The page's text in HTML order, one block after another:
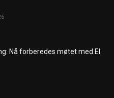
Nå forberedes møtet med El